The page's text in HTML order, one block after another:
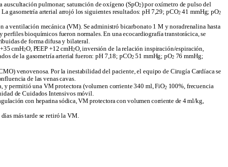
auscultación pulmonar; saturación de oxígeno (SpO2) por oxímetro de pulso del
gasometría arterial arrojó los siguientes resultados: pH 7,29; pCO2 41 mmHg; pO2
ventilación mecánica (VM). Se administró bicarbonato 1 M y noradrenalina hasta
bioquímicos fueron normales. En una ecocardiografía transtorácica, se
de forma difusa y bilateral.
cmH2O, PEEP +12 cmH2O, inversión de la relación inspiración/espiración,
de la gasometría arterial fueron: pH 7,18; pCO2 51 mmHg; pO2 76 mmHg;
venovenosa. Por la inestabilidad del paciente, el equipo de Cirugía Cardíaca se
de las venas cavas.
y permitió una VM protectora (volumen corriente 340 ml, FiO2 100%, frecuencia
de Cuidados Intensivos móvil.
con heparina sódica, VM protectora con volumen corriente de 4 ml/kg,
más tarde se retiró la VM.